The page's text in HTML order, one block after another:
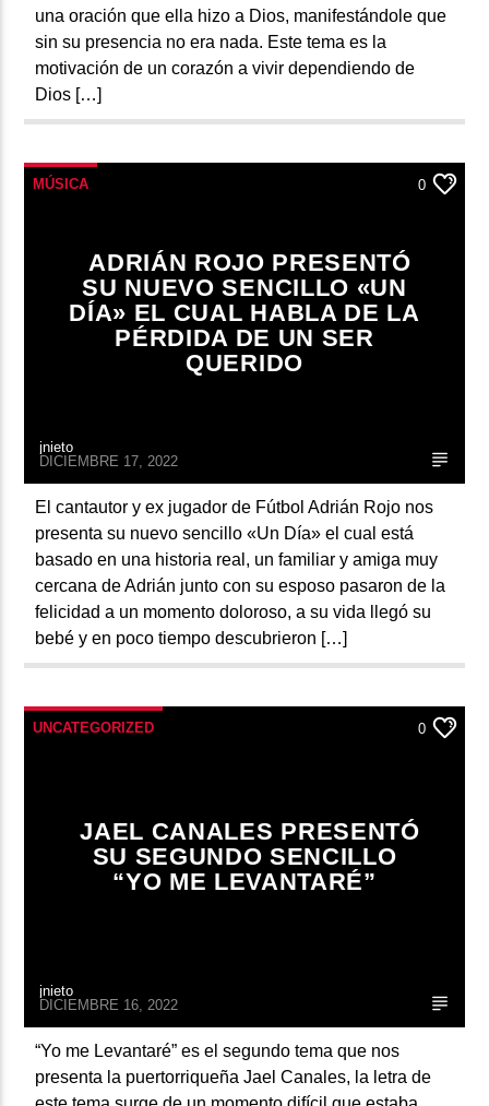
una oración que ella hizo a Dios, manifestándole que
sin su presencia no era nada. Este tema es la
motivación de un corazón a vivir dependiendo de
Dios […]
MÚSICA 0
ADRIÁN ROJO PRESENTÓ
SU NUEVO SENCILLO «UN
DÍA» EL CUAL HABLA DE LA
PÉRDIDA DE UN SER
QUERIDO
jnieto
DICIEMBRE 17, 2022
El cantautor y ex jugador de Fútbol Adrián Rojo nos
presenta su nuevo sencillo «Un Día» el cual está
basado en una historia real, un familiar y amiga muy
cercana de Adrián junto con su esposo pasaron de la
felicidad a un momento doloroso, a su vida llegó su
bebé y en poco tiempo descubrieron […]
UNCATEGORIZED 0
JAEL CANALES PRESENTÓ
SU SEGUNDO SENCILLO
“YO ME LEVANTARÉ”
jnieto
DICIEMBRE 16, 2022
“Yo me Levantaré” es el segundo tema que nos
presenta la puertorriqueña Jael Canales, la letra de